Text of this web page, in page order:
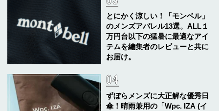
とにかく涼しい！「モンベル」
のメンズアパレル13選。ALL１
万円台以下の猛暑に最適なアイ
テムを編集者のレビューと共に
お届け。
ずぼらメンズに大正解な優秀日
傘！晴雨兼用の「Wpc. IZA (イ